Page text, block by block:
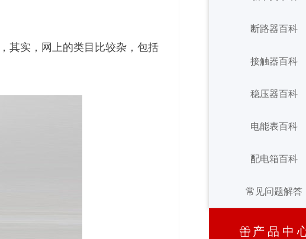
其实，网上的类目比较杂，包括
ꁠ 产 品 中
新 闻 资 讯
断路器百科
断路器百科
接触器百科
接触器百科
稳压器百科
稳压器百科
电能表百科
电能表百科
配电箱百科
配电箱百科
常见问题解答
常见问题解答